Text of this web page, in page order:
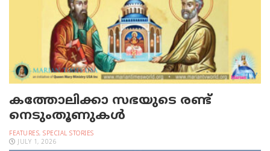
കത്തോലിക്കാ സഭയുടെ രണ്ട്
നെടുംതൂണുകള്‍
FEATURES, SPECIAL STORIES
JULY 1, 2026